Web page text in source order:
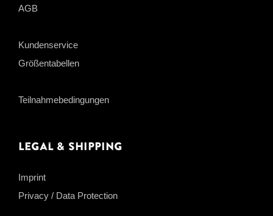
AGB
Kundenservice
Größentabellen
Teilnahmebedingungen
Legal & Shipping
Imprint
Privacy / Data Protection